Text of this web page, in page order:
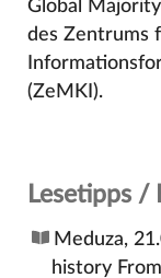
Global
des Zentrums
(ZeMKI).
Lesetipps /
Meduza,
history